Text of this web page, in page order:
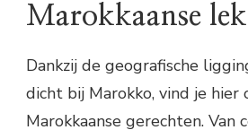
Marokkaanse
Dankzij de geografische
dicht bij Marokko, vind je hier
Marokkaanse gerechten. Van